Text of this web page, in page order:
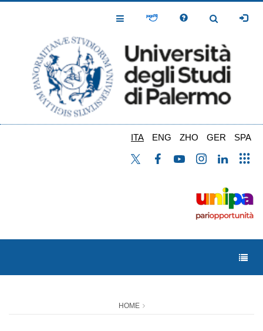
Toggle
Toggle
ITA ENG ZHO GER SPA
HOME